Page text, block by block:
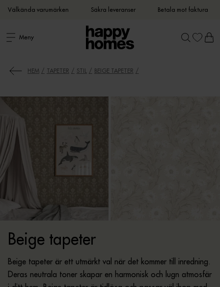
Välkända varumärken Säkra leveranser Betala mot faktura
Meny
HEM TAPETER STIL BEIGE TAPETER
Beige tapeter
Beige tapeter är ett utmärkt val när det kommer till inredning.
Deras neutrala toner skapar en harmonisk och lugn atmosfär